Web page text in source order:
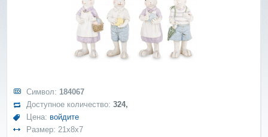
Символ: 184067
Доступное количество:324,
Цена: войдите
Размер: 21x8x7